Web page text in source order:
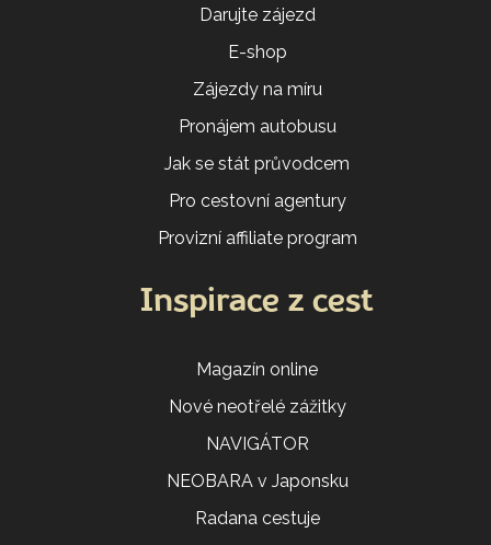
Darujte zájezd
E-shop
Zájezdy na míru
Pronájem autobusu
Jak se stát průvodcem
Pro cestovní agentury
Provizní affiliate program
Inspirace z cest
Magazín online
Nové neotřelé zážitky
NAVIGÁTOR
NEOBARA v Japonsku
Radana cestuje